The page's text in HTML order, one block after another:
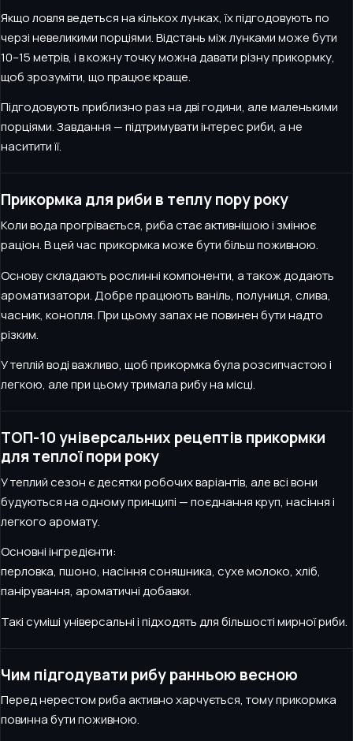
Якщо ловля ведеться на кількох лунках, їх підгодовують по
черзі невеликими порціями. Відстань між лунками може бути
10–15 метрів, і в кожну точку можна давати різну прикормку,
щоб зрозуміти, що працює краще.
Підгодовують приблизно раз на дві години, але маленькими
порціями. Завдання — підтримувати інтерес риби, а не
наситити її.
Прикормка для риби в теплу пору року
Коли вода прогрівається, риба стає активнішою і змінює
раціон. В цей час прикормка може бути більш поживною.
Основу складають рослинні компоненти, а також додають
ароматизатори. Добре працюють ваніль, полуниця, слива,
часник, конопля. При цьому запах не повинен бути надто
різким.
У теплій воді важливо, щоб прикормка була розсипчастою і
легкою, але при цьому тримала рибу на місці.
ТОП-10 універсальних рецептів прикормки
для теплої пори року
У теплий сезон є десятки робочих варіантів, але всі вони
будуються на одному принципі — поєднання круп, насіння і
легкого аромату.
Основні інгредієнти:
перловка, пшоно, насіння соняшника, сухе молоко, хліб,
панірування, ароматичні добавки.
Такі суміші універсальні і підходять для більшості мирної риби.
Чим підгодувати рибу ранньою весною
Перед нерестом риба активно харчується, тому прикормка
повинна бути поживною.